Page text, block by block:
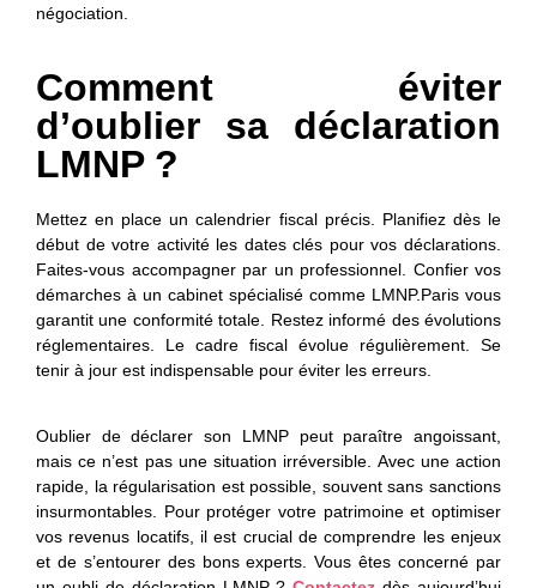
négociation.
Comment éviter
d’oublier sa déclaration
LMNP ?
Mettez en place un calendrier fiscal précis. Planifiez dès le
début de votre activité les dates clés pour vos déclarations.
Faites-vous accompagner par un professionnel. Confier vos
démarches à un cabinet spécialisé comme LMNP.Paris vous
garantit une conformité totale. Restez informé des évolutions
réglementaires. Le cadre fiscal évolue régulièrement. Se
tenir à jour est indispensable pour éviter les erreurs.
Oublier de déclarer son LMNP peut paraître angoissant,
mais ce n’est pas une situation irréversible. Avec une action
rapide, la régularisation est possible, souvent sans sanctions
insurmontables. Pour protéger votre patrimoine et optimiser
vos revenus locatifs, il est crucial de comprendre les enjeux
et de s’entourer des bons experts. Vous êtes concerné par